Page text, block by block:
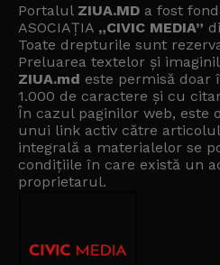
Portalul ZIUA.MD a fost
ASOCIAȚIA „CIVIC MEDIA”
Toate drepturile sunt
Preluarea textelor și
ZIUA.md este permisă doar
1.000 de caractere și cu
În cazul paginilor web, este
unui link activ către
integrală a materialelor se
condițiile în care există un
proprietarul.